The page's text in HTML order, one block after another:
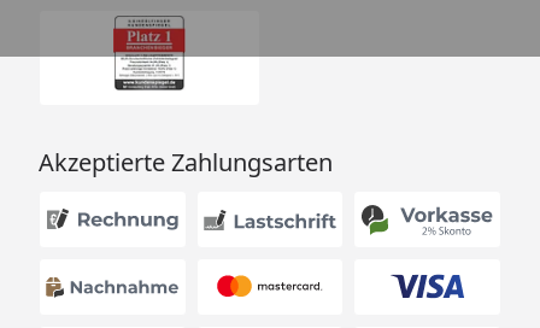
Akzeptierte Zahlungsarten